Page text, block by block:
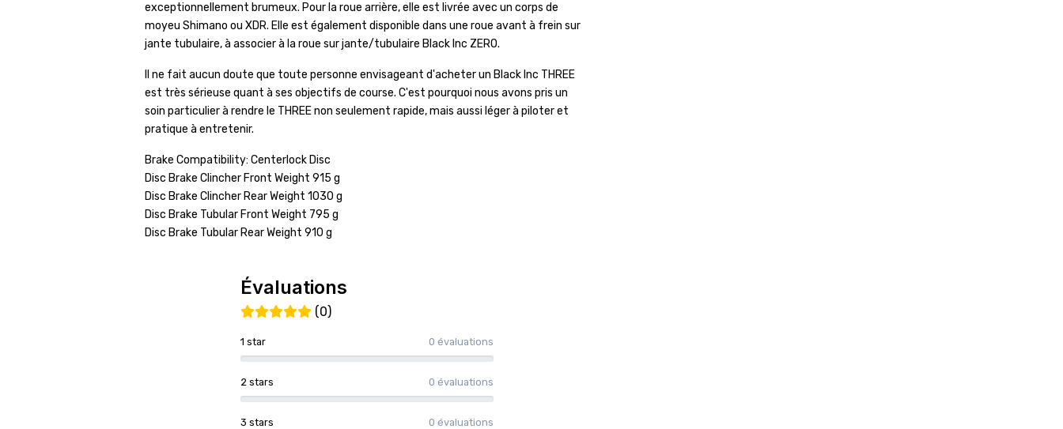
exceptionnellement brumeux. Pour la roue arrière, elle est livrée avec un corps de
moyeu Shimano ou XDR. Elle est également disponible dans une roue avant à frein sur
jante tubulaire, à associer à la roue sur jante/tubulaire Black Inc ZERO.
Il ne fait aucun doute que toute personne envisageant d'acheter un Black Inc THREE
est très sérieuse quant à ses objectifs de course. C'est pourquoi nous avons pris un
soin particulier à rendre le THREE non seulement rapide, mais aussi léger à piloter et
pratique à entretenir.
Brake Compatibility: Centerlock Disc
Disc Brake Clincher Front Weight 915 g
Disc Brake Clincher Rear Weight 1030 g
Disc Brake Tubular Front Weight 795 g
Disc Brake Tubular Rear Weight 910 g
Évaluations
(0)
1 star 0 évaluations
2 stars 0 évaluations
3 stars 0 évaluations